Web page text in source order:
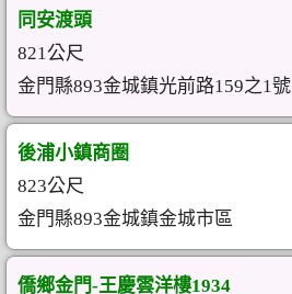
同安渡頭
821公尺
金門縣893金城鎮光前路159之1號
後浦小鎮商圈
823公尺
金門縣893金城鎮金城市區
僑鄉金門-王慶雲洋樓1934